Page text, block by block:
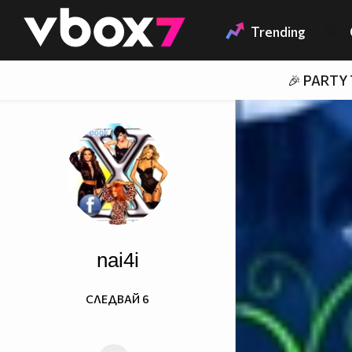
👾 Trending
🎉 PARTY
nai4i
харесайте!http://www.facebook.com/pages/
СЛЕДВАЙ 6